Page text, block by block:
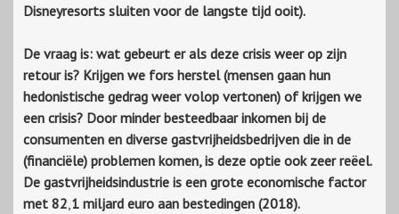
Disneyresorts sluiten voor de langste tijd ooit).
De vraag is: wat gebeurt er als deze crisis weer op zijn
retour is? Krijgen we fors herstel (mensen gaan hun
hedonistische gedrag weer volop vertonen) of krijgen we
een crisis? Door minder besteedbaar inkomen bij de
consumenten en diverse gastvrijheidsbedrijven die in de
(financiële) problemen komen, is deze optie ook zeer reëel.
De gastvrijheidsindustrie is een grote economische factor
met 82,1 miljard euro aan bestedingen (2018).